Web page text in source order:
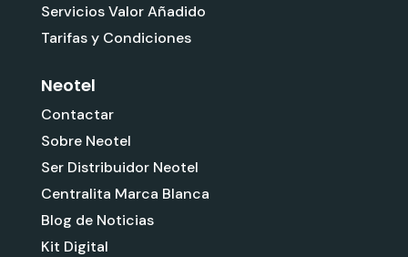
Servicios Valor Añadido
Tarifas y Condiciones
Neotel
Contactar
Sobre Neotel
Ser Distribuidor Neotel
Centralita Marca Blanca
Blog de Noticias
Kit Digital